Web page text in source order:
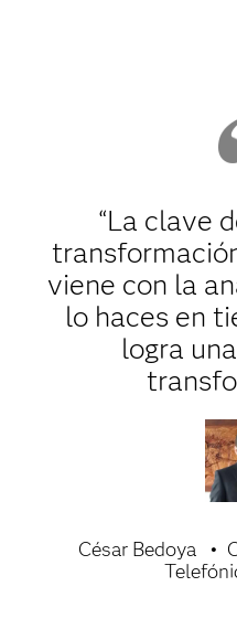
“La clave
viene con la
lo haces en
logra
César Bedoya